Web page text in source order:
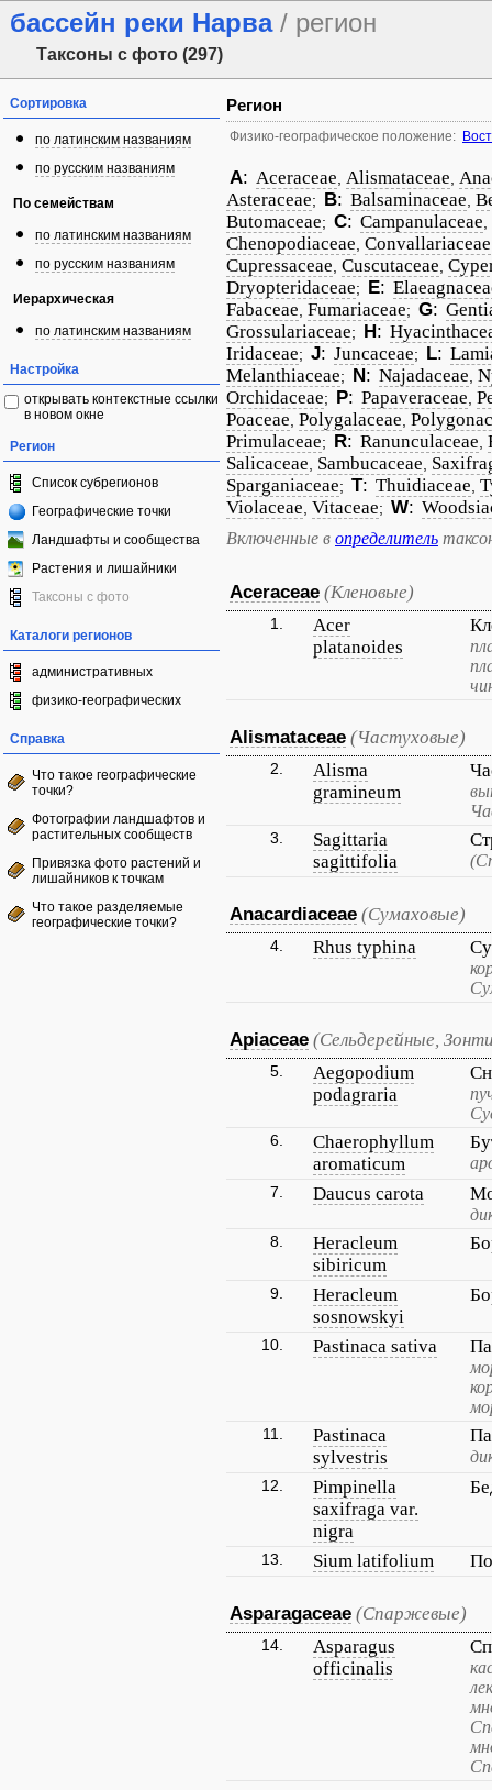
бассейн реки Нарва/ регион
Таксоны с фото (297)
Сортировка
по латинским названиям
по русским названиям
По семействам
по латинским названиям
по русским названиям
Иерархическая
по латинским названиям
Настройка
открывать контекстные ссылки
в новом окне
Регион
Список субрегионов
Географические точки
Ландшафты и сообщества
Растения и лишайники
Таксоны с фото
Каталоги регионов
административных
физико-географических
Справка
Что такое географические
точки?
Фотографии ландшафтов и
растительных сообществ
Привязка фото растений и
лишайников к точкам
Что такое разделяемые
географические точки?
Регион
Физико-географическое положение:
A: Aceraceae Alismataceae
Asteraceae; B: Balsaminaceae
Butomaceae; C: Campanulaceae
Chenopodiaceae Convallariaceae
Cupressaceae Cuscutaceae
Dryopteridaceae; E:
Fabaceae Fumariaceae; G:
Grossulariaceae; H:
Iridaceae; J: Juncaceae; L:
Melanthiaceae; N: Najadaceae
Orchidaceae; P: Papaveraceae
Poaceae Polygalaceae
Primulaceae; R: Ranunculaceae
Salicaceae Sambucaceae
Sparganiaceae; T: Thuidiaceae
Violaceae Vitaceae; W:
Включенные в определитель
Aceraceae (Кленовые)
1.
Acer
platanoides
Alismataceae (Частуховые)
2.
Alisma
gramineum
3.
Sagittaria
sagittifolia
Anacardiaceae (Сумаховые)
4. Rhus typhina
Apiaceae (Сельдерейные,
5.
Aegopodium
podagraria
6.
Chaerophyllum
aromaticum
7. Daucus carota
8.
Heracleum
sibiricum
9.
Heracleum
sosnowskyi
10. Pastinaca sativa
11.
Pastinaca
sylvestris
12.
Pimpinella
saxifraga var.
nigra
13. Sium latifolium
Asparagaceae (Спаржевые)
14.
Asparagus
officinalis